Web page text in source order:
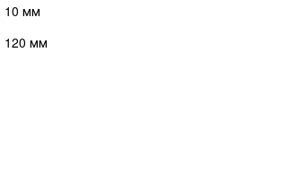
10 мм
120 мм